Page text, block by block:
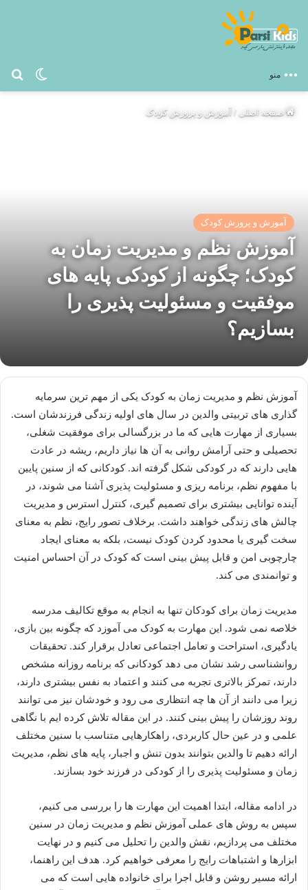
تغییر منو
صفحه اصلی / آموزش و پرورش کودک
آموزش و پرورش کودک
آموزش نظم و مدیریت زمان به
کودک؛ چگونه از کودکی پایه های
موفقیت و مسئولیت پذیری را
بسازیم؟
آموزش نظم و مدیریت زمان به کودک یکی از مهم ترین سرمایه
گذاری های تربیتی والدین در سال های اولیه زندگی فرزندشان است.
بسیاری از مهارت هایی که ما در بزرگسالی برای موفقیت شغلی،
تحصیلی و حتی آرامش روانی به آن ها نیاز داریم، ریشه در عادت
هایی دارند که در کودکی شکل گرفته اند. کودکانی که از سنین پایین
با مفهوم نظم، برنامه ریزی و مسئولیت پذیری آشنا می شوند، در
آینده توانایی بیشتری برای تصمیم گیری، کنترل استرس و مدیریت
چالش های زندگی خواهند داشت. برخلاف تصور رایج، نظم به معنای
سخت گیری یا محدود کردن کودک نیست، بلکه به معنای ایجاد
چارچوبی امن و قابل پیش بینی است که کودک در آن احساس امنیت
و توانمندی می کند.
مدیریت زمان برای کودکان تنها به انجام به موقع تکالیف مدرسه
خلاصه نمی شود. این مهارت به کودک می آموزد که چگونه بین بازی،
یادگیری، استراحت و تعامل اجتماعی تعادل برقرار کند. تحقیقات
روانشناسی رشد نشان می دهد کودکانی که برنامه روزانه مشخص
دارند، تمرکز بالاتری تجربه می کنند و اعتماد به نفس بیشتری دارند،
زیرا می دانند از آن ها چه انتظاری می رود و خودشان نیز می توانند
روند روزشان را پیش بینی کنند. در این مقاله تلاش کرده ایم با نگاهی
علمی و در عین حال کاربردی، راهکارهایی متناسب با سنین مختلف
ارائه دهیم تا والدین بتوانند بدون تنش و اجبار، پایه های نظم، مدیریت
زمان و مسئولیت پذیری را از کودکی در فرزند خود بسازند.
در ادامه مقاله، ابتدا اهمیت این مهارت ها را بررسی می کنیم،
سپس به روش های عملی آموزش نظم و مدیریت زمان در سنین
مختلف می پردازیم، نقش والدین را تحلیل می کنیم و در نهایت
ابزارها و اشتباهات رایج را معرفی خواهیم کرد. هدف این راهنما،
ارائه مسیر روشن و قابل اجرا برای خانواده هایی است که می